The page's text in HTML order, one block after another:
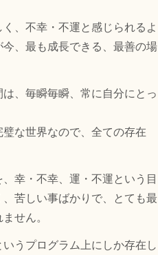
、不幸・不運と感じられるよ
、最も成長できる、最善の場
、毎瞬毎瞬、常に自分にとっ
な世界なので、全ての存在
幸・不幸、運・不運という目
苦しい事ばかりで、とても最
せん。
いうプログラム上にしか存在し